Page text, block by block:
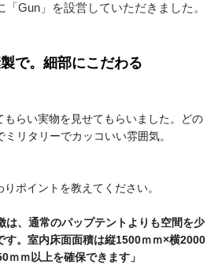
Gun」を設営していただきました。
で。細部にこだわる
らい実物を見せてもらいました。どの
リタリーでカッコいい雰囲気。
ポイントを教えてください。
は、通常のパップテントよりも空間を少
す。室内床面面積は縦1500ｍｍ×横2000
ｍｍ以上を確保できます」